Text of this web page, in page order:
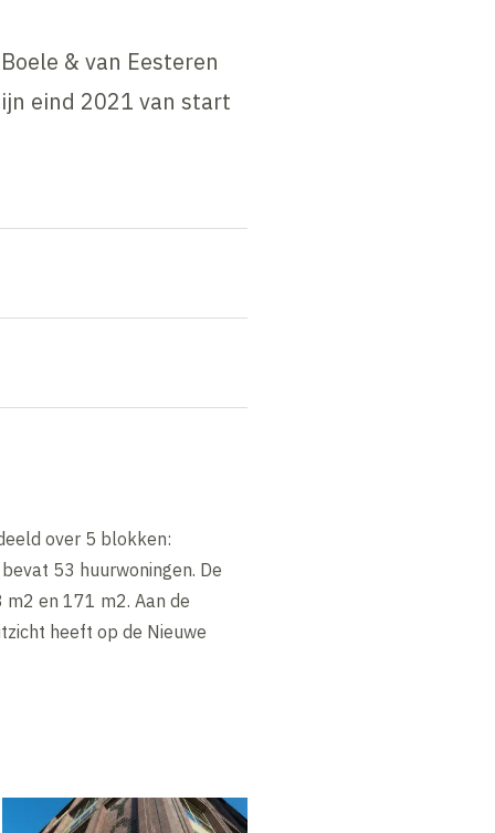
& van Eesteren
eind 2021 van start
over 5 blokken:
53 huurwoningen. De
en 171 m2. Aan de
heeft op de Nieuwe